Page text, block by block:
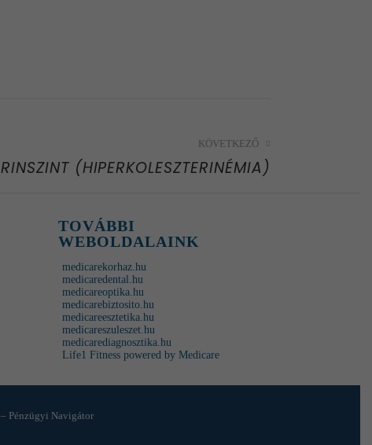
KÖVETKEZŐ
(HIPERKOLESZTERINÉMIA)
TOVÁBBI
WEBOLDALAINK
medicarekorhaz.hu
medicaredental.hu
medicareoptika.hu
medicarebiztosito.hu
medicareesztetika.hu
medicareszuleszet.hu
medicarediagnosztika.hu
Life1 Fitness powered by Medicare
Pénzügyi Navigátor